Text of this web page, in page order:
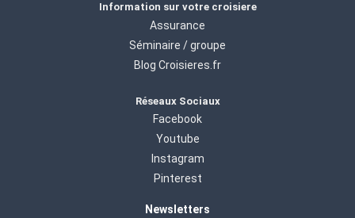
Information sur votre croisiere
Assurance
Séminaire / groupe
Blog Croisieres.fr
Réseaux Sociaux
Facebook
Youtube
Instagram
Pinterest
Newsletters